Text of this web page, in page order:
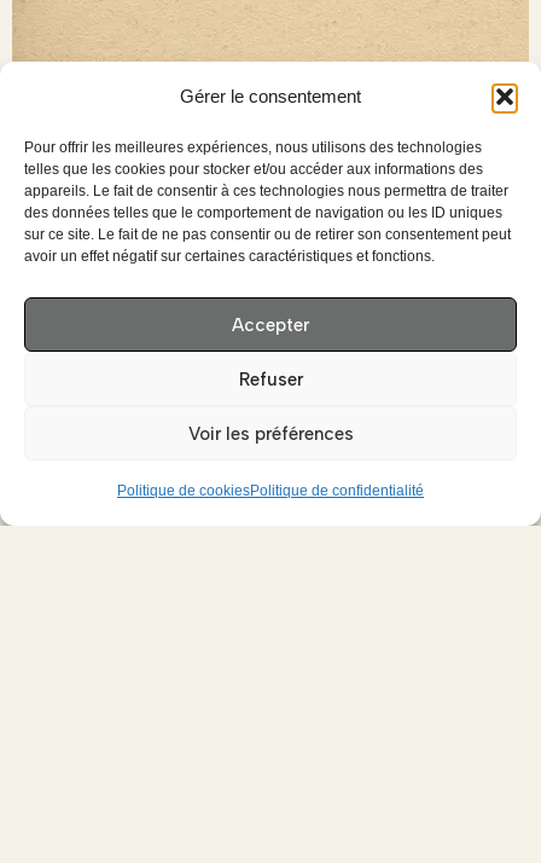
Gérer le consentement
Pour offrir les meilleures expériences, nous utilisons des technologies
telles que les cookies pour stocker et/ou accéder aux informations des
appareils. Le fait de consentir à ces technologies nous permettra de traiter
des données telles que le comportement de navigation ou les ID uniques
sur ce site. Le fait de ne pas consentir ou de retirer son consentement peut
avoir un effet négatif sur certaines caractéristiques et fonctions.
Accepter
Refuser
Voir les préférences
Politique de cookiesPolitique de confidentialité